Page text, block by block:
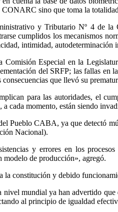
sino que toma la
y Tributario Nº 4 de
cumplidos los mecanismos
intimidad,
Comisión Especial en la
del SRFP; las fallas
que llevó su
para las autoridades, el
cada momento, están siendo
Pueblo CABA, ya que detectó
Nacional).
y errores en los
modelo de producción», agregó.
la constitución y debido
mundial ya han advertido
al principio de igualdad